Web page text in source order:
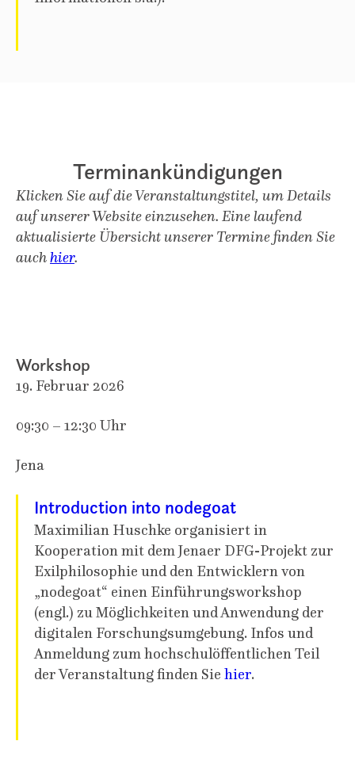
Terminankündigungen
Klicken Sie auf die Veranstaltungstitel, um Details
auf unserer Website einzusehen. Eine laufend
aktualisierte Übersicht unserer Termine finden Sie
auchhier.
Workshop
19. Februar 2026
09:30 – 12:30 Uhr
Jena
Introduction into nodegoat
Maximilian Huschke organisiert in
Kooperation mit dem Jenaer DFG-Projekt zur
Exilphilosophie und den Entwicklern von
„nodegoat“ einen Einführungsworkshop
(engl.) zu Möglichkeiten und Anwendung der
digitalen Forschungsumgebung. Infos und
Anmeldung zum hochschulöffentlichen Teil
der Veranstaltung finden Sie hier.